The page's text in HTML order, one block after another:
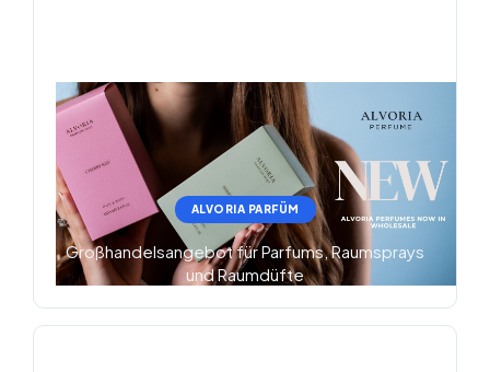
ALVORIA PARFÜM
Großhandelsangebot für Parfums, Raumsprays
und Raumdüfte